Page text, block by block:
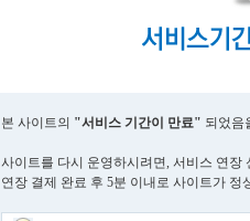
본 사이트의 "서비스 기간이 만료" 되었음
사이트를 다시 운영하시려면, 서비스 연장
연장 결제 완료 후 5분 이내로 사이트가 정